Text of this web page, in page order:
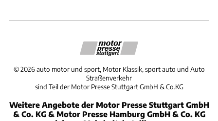
©2026 auto motor und sport, Motor Klassik, sport auto und Auto
Straßenverkehr
sind Teil der Motor Presse Stuttgart GmbH & Co.KG
Weitere Angebote der Motor Presse Stuttgart GmbH
& Co. KG & Motor Presse Hamburg GmbH & Co. KG